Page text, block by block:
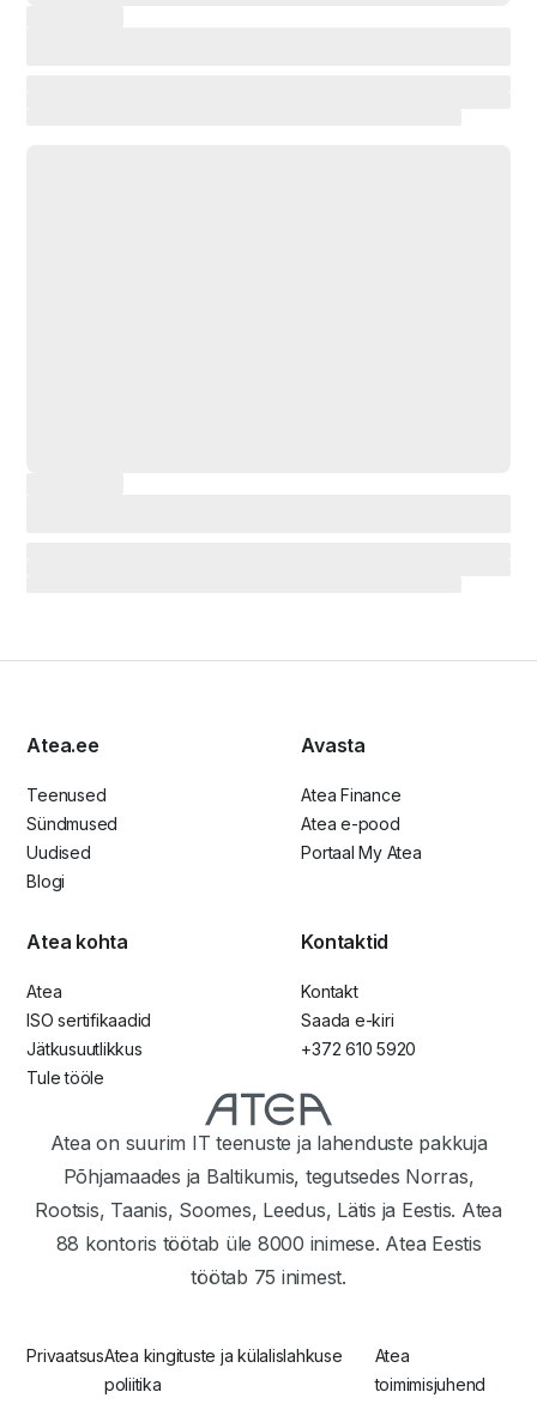
Atea on suurim IT teenuste ja lahenduste pakkuja
Põhjamaades ja Baltikumis, tegutsedes Norras,
Rootsis, Taanis, Soomes, Leedus, Lätis ja Eestis. Atea
88 kontoris töötab üle 8000 inimese. Atea Eestis
töötab 75 inimest.
Atea.ee
Teenused
Sündmused
Uudised
Blogi
Avasta
Atea Finance
Atea e-pood
Portaal My Atea
Atea kohta
Atea
ISO sertifikaadid
Jätkusuutlikkus
Tule tööle
Kontaktid
Kontakt
Saada e-kiri
+372 610 5920
PrivaatsusAtea kingituste ja külalislahkuse
poliitika
Atea
toimimisjuhend